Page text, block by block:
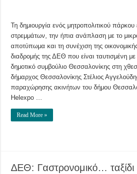
Τη δημιουργία ενός μητροπολιτικού
στρεμμάτων, την ήπια ανάπλαση με το
αποτύπωμα και τη συνέχιση της οικονομικής
διαδρομής της ΔΕΘ που είναι ταυτισμένη
δημοτικό συμβούλιο Θεσσαλονίκης στη
δήμαρχος Θεσσαλονίκης Στέλιος
παραχώρησης ακινήτων του δήμου
Helexpo …
Read More »
ΔΕΘ: Γαστρονομικό…